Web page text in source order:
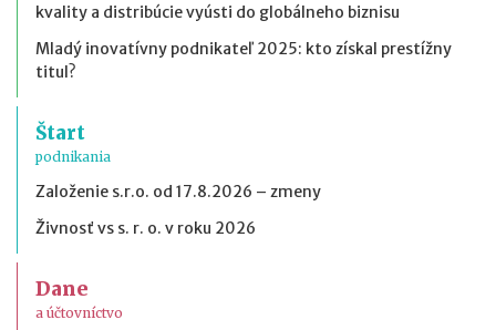
kvality a distribúcie vyústi do globálneho biznisu
Mladý inovatívny podnikateľ 2025: kto získal prestížny
titul?
Štart
podnikania
Založenie s.r.o. od 17.8.2026 – zmeny
Živnosť vs s. r. o. v roku 2026
Dane
a účtovníctvo